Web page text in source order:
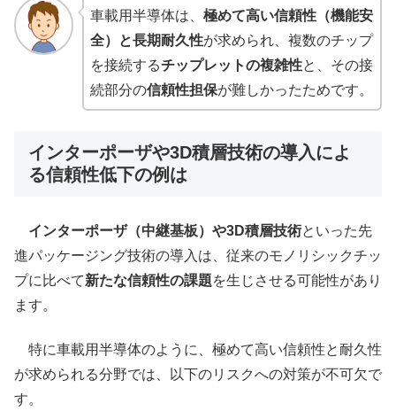
車載用半導体は、 極めて高い信頼性（機能安
全）と長期耐久性が求められ、複数のチップ
を接続するチップレットの複雑性と、その接
続部分の信頼性担保が難しかったためです。
インターポーザや3D積層技術の導入によ
る信頼性低下の例は
インターポーザ（中継基板）や3D積層技術といった先
進パッケージング技術の導入は、従来のモノリシックチッ
プに比べて新たな信頼性の課題を生じさせる可能性があり
ます。
特に車載用半導体のように、極めて高い信頼性と耐久性
が求められる分野では、以下のリスクへの対策が不可欠で
す。